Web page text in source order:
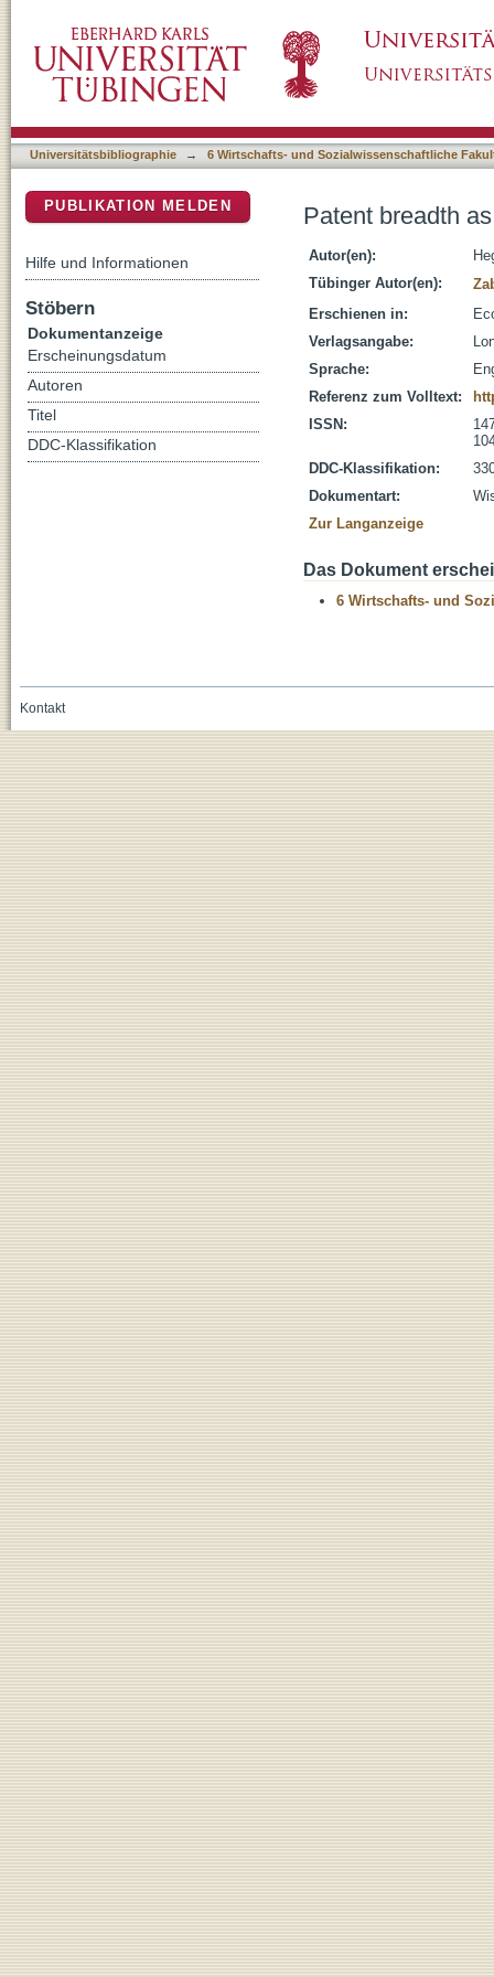
Universitätsbibliographie → 6 Wirtschafts- und Sozialwissenschaftliche
Patent breadth
Autor(en):
Tübinger Autor(en):
Erschienen in:
Verlagsangabe:
Sprache:
Referenz zum Volltext:
ISSN:
DDC-Klassifikation:
Dokumentart:
Zur Langanzeige
Das Dokument
6 Wirtschafts- und
PUBLIKATION MELDEN
Hilfe und Informationen
Stöbern
Dokumentanzeige
Erscheinungsdatum
Autoren
Titel
DDC-Klassifikation
Kontakt